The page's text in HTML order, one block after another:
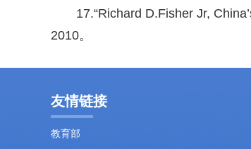
17.“Richard D.Fisher Jr,
2010。
友情链接
教育部